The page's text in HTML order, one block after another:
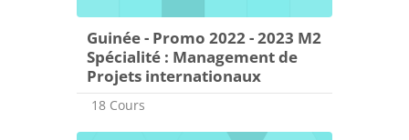
Guinée - Promo 2022 - 2023 M2
Spécialité : Management de
Projets internationaux
18 Cours